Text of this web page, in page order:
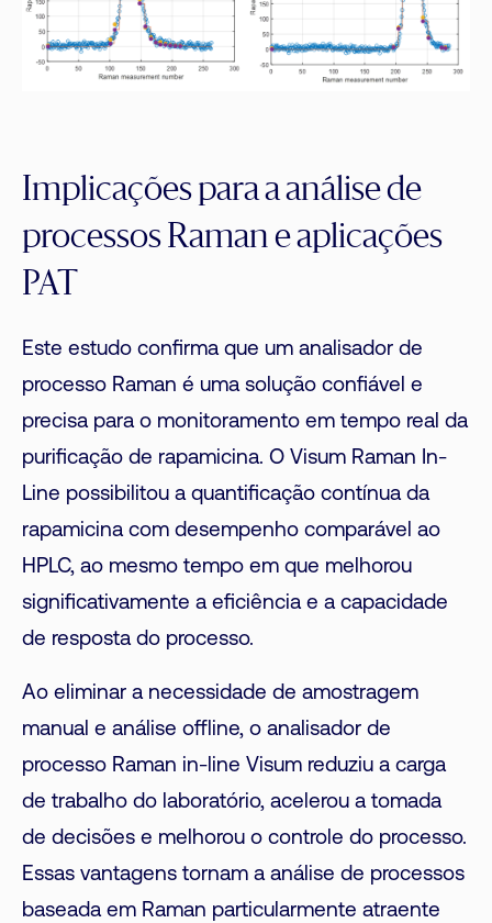
Implicações para a análise de
processos Raman e aplicações
PAT
Este estudo confirma que um analisador de
processo Raman é uma solução confiável e
precisa para o monitoramento em tempo real da
purificação de rapamicina. O Visum Raman In-
Line possibilitou a quantificação contínua da
rapamicina com desempenho comparável ao
HPLC, ao mesmo tempo em que melhorou
significativamente a eficiência e a capacidade
de resposta do processo.
Ao eliminar a necessidade de amostragem
manual e análise offline, o analisador de
processo Raman in-line Visum reduziu a carga
de trabalho do laboratório, acelerou a tomada
de decisões e melhorou o controle do processo.
Essas vantagens tornam a análise de processos
baseada em Raman particularmente atraente